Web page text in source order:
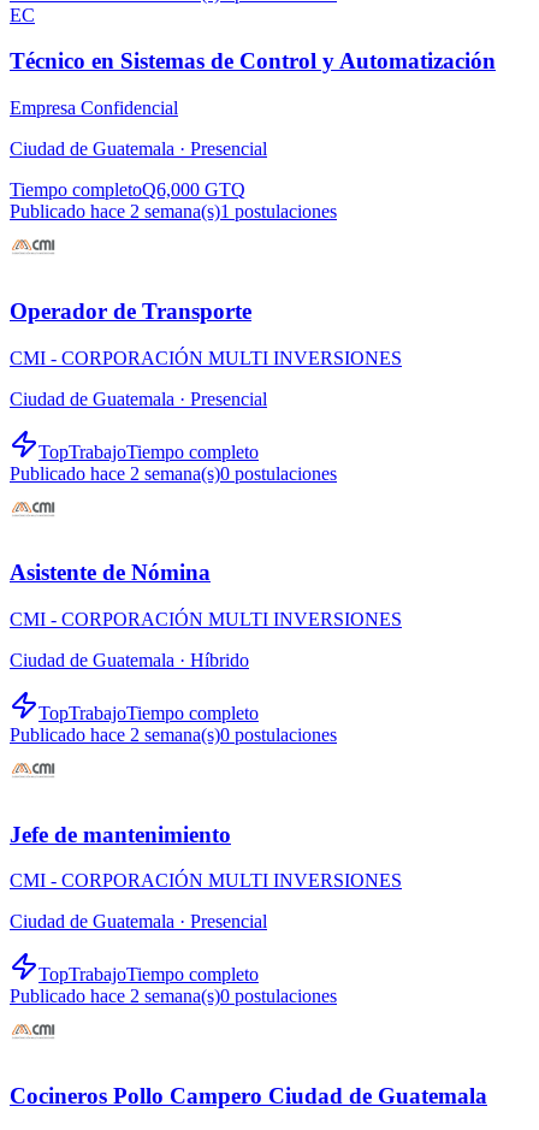
EC
Técnico en Sistemas de Control y Automatización
Empresa Confidencial
Ciudad de Guatemala · Presencial
Tiempo completoQ6,000 GTQ
Publicado hace 2 semana(s)1 postulaciones
Operador de Transporte
CMI - CORPORACIÓN MULTI INVERSIONES
Ciudad de Guatemala · Presencial
TopTrabajoTiempo completo
Publicado hace 2 semana(s)0 postulaciones
Asistente de Nómina
CMI - CORPORACIÓN MULTI INVERSIONES
Ciudad de Guatemala · Híbrido
TopTrabajoTiempo completo
Publicado hace 2 semana(s)0 postulaciones
Jefe de mantenimiento
CMI - CORPORACIÓN MULTI INVERSIONES
Ciudad de Guatemala · Presencial
TopTrabajoTiempo completo
Publicado hace 2 semana(s)0 postulaciones
Cocineros Pollo Campero Ciudad de Guatemala